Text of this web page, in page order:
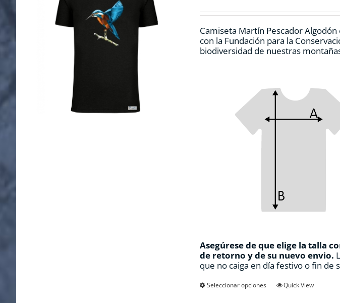
Camiseta Martín Pescador
con la Fundación para la
biodiversidad de nuestras
Asegúrese de que elige la talla
de retorno y de su nuevo envio.
que no caiga en día festivo o fin de
Seleccionar opciones
EsteQuick View